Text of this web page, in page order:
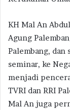
KH Mal An
Agung
Palembang,
seminar, ke
menjadi
TVRI dan RRI
Mal An juga